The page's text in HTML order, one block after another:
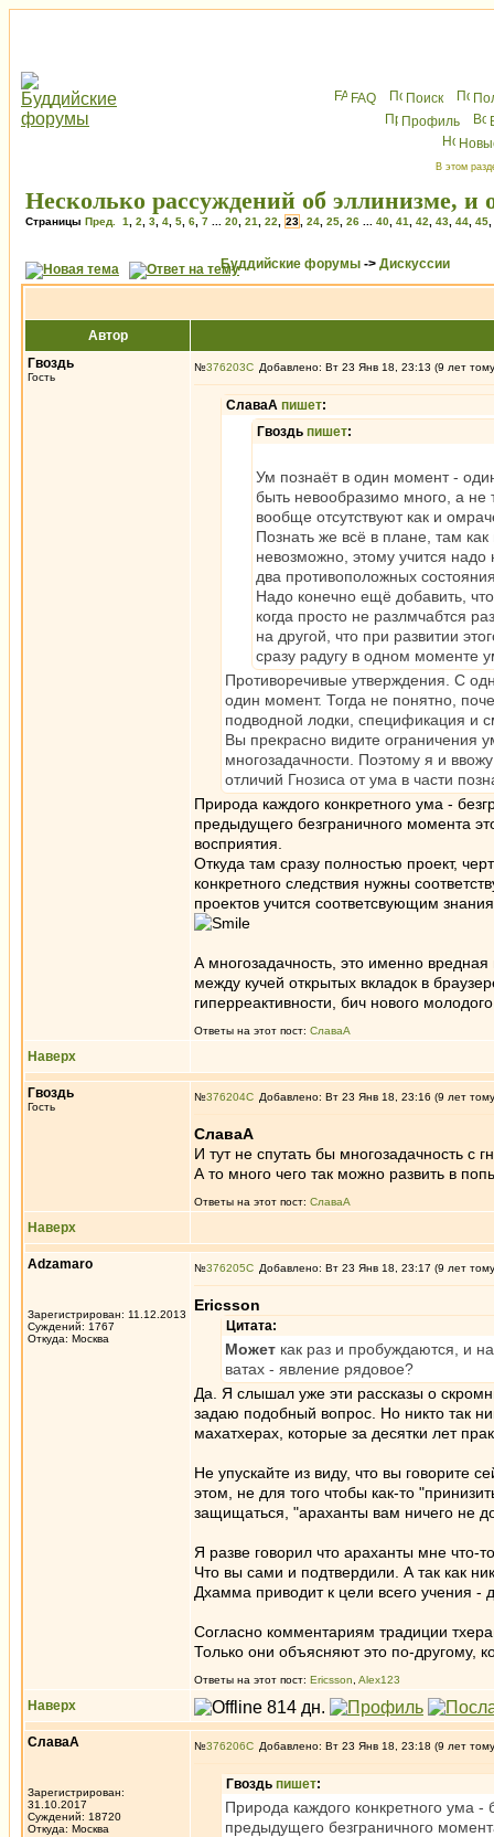
FAQ Поиск
Профиль
В этом
Несколько рассуждений об эллинизме, и
Страницы Пред. 1 2 3 4 5 6 7 20 21 22 23 24 25 26 40 41 42 43 44 45
Буддийские форумы -> Дискуссии
Автор
Гвоздь
Гость
№376203 Добавлено: Вт 23 Янв 18, 23:13 (9 лет
СлаваА пишет:
Гвоздь пишет:
Ум познаёт в один момент -
быть невообразимо много, а
вообще отсутствуют как и
Познать же всё в плане, там
невозможно, этому учится
два противоположных
Надо конечно ещё добавить,
когда просто не разлмчабтся
на другой, что при развитии
сразу радугу в одном моменте
Противоречивые утверждения. С
один момент. Тогда не понятно,
подводной лодки, спецификация и
Вы прекрасно видите ограничения
многозадачности. Поэтому я и
отличий Гнозиса от ума в части
Природа каждого конкретного ума -
предыдущего безграничного момента
восприятия.
Откуда там сразу полностью проект,
конкретного следствия нужны
проектов учится соответсвующим
А многозадачность, это именно
между кучей открытых вкладок в
гиперреактивности, бич нового
Ответы на этот пост: СлаваА
Наверх
Гвоздь
Гость
№376204 Добавлено: Вт 23 Янв 18, 23:16 (9 лет
СлаваА
И тут не спутать бы многозадачность с
А то много чего так можно развить в
Ответы на этот пост: СлаваА
Наверх
Adzamaro
Зарегистрирован: 11.12.2013
Суждений: 1767
Откуда: Москва
№376205 Добавлено: Вт 23 Янв 18, 23:17 (9 лет
Ericsson
Цитата:
Может как раз и пробуждаются, и
ватах - явление рядовое?
Да. Я слышал уже эти рассказы о
задаю подобный вопрос. Но никто так
махатхерах, которые за десятки лет
Не упускайте из виду, что вы говорите
этом, не для того чтобы как-то
защищаться, "араханты вам ничего не
Я разве говорил что араханты мне что-
Что вы сами и подтвердили. А так как
Дхамма приводит к цели всего учения -
Согласно комментариям традиции
Только они объясняют это по-другому,
Ответы на этот пост: Ericsson Alex123
Наверх
СлаваА
Зарегистрирован:
31.10.2017
Суждений: 18720
Откуда: Москва
№376206 Добавлено: Вт 23 Янв 18, 23:18 (9 лет
Гвоздь пишет:
Природа каждого конкретного ума
предыдущего безграничного